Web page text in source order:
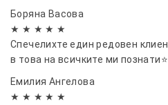
Боряна Васовa
★ ★ ★ ★ ★
Спечелихте един редовен
в това на всичките ми
Емилия Ангелова
★ ★ ★ ★ ★